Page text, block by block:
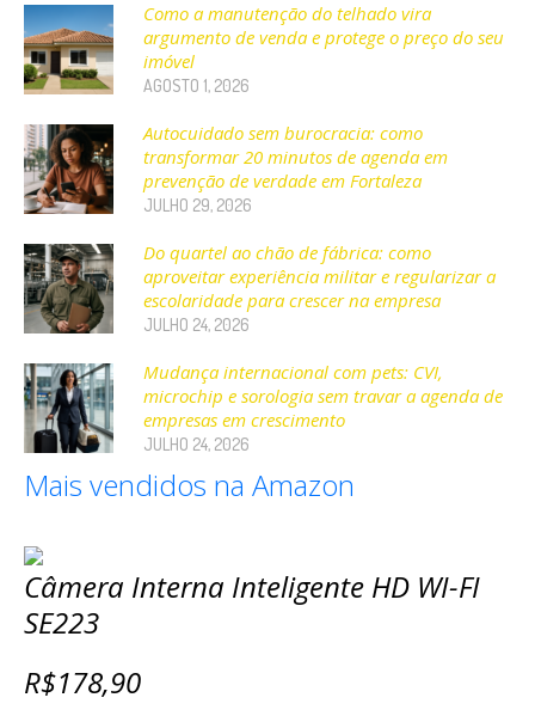
Como a manutenção do telhado vira
argumento de venda e protege o preço do seu
imóvel
AGOSTO 1, 2026
Autocuidado sem burocracia: como
transformar 20 minutos de agenda em
prevenção de verdade em Fortaleza
JULHO 29, 2026
Do quartel ao chão de fábrica: como
aproveitar experiência militar e regularizar a
escolaridade para crescer na empresa
JULHO 24, 2026
Mudança internacional com pets: CVI,
microchip e sorologia sem travar a agenda de
empresas em crescimento
JULHO 24, 2026
Mais vendidos na Amazon
Câmera Interna Inteligente HD WI-FI
SE223
R$178,90